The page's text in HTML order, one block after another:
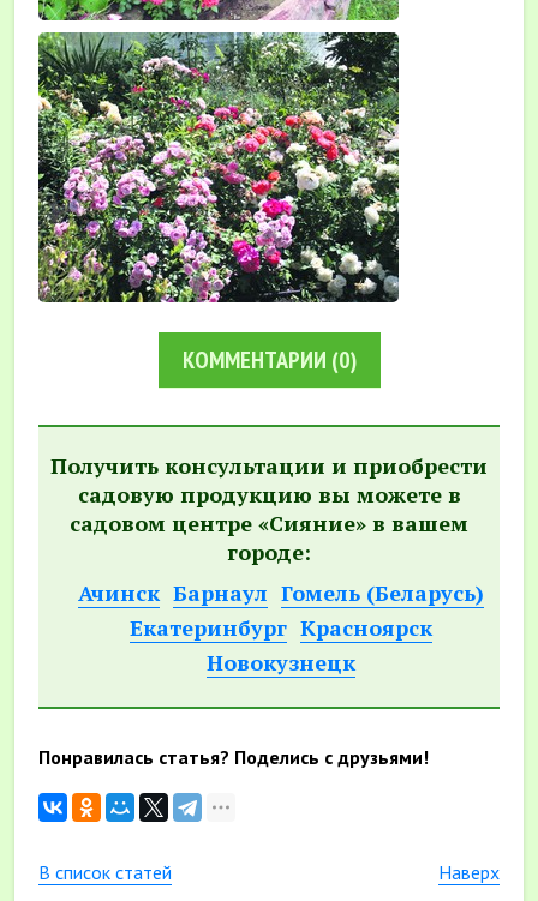
КОММЕНТАРИИ (0)
Получить консультации и приобрести
садовую продукцию вы можете в
садовом центре «Сияние» в вашем
городе:
Ачинск Барнаул Гомель (Беларусь)
Екатеринбург Красноярск
Новокузнецк
Понравилась статья? Поделись с друзьями!
В список статей Наверх